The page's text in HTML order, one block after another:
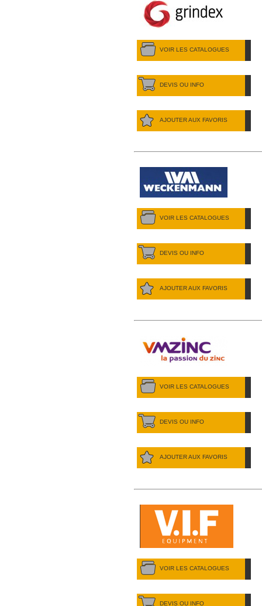
VOIR LES CATALOGUES
DEVIS OU INFO
AJOUTER AUX FAVORIS
VOIR LES CATALOGUES
DEVIS OU INFO
AJOUTER AUX FAVORIS
VOIR LES CATALOGUES
DEVIS OU INFO
AJOUTER AUX FAVORIS
VOIR LES CATALOGUES
DEVIS OU INFO